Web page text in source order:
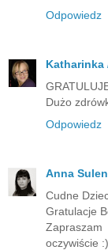
Odpowiedz
Katharinka
Dużo
Odpowiedz
Anna
Cudne
Gratulacje
oczywiście